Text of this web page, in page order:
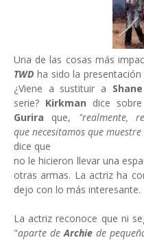
Una de las cosas más
TWD ha sido la
¿Viene a sustituir a Shane
serie? Kirkman dice
Gurira que, "realmente,
quenecesitamos que muestre
dice que
no le hicieron llevar una
otras armas. La actriz ha
dejo con lo más interesante.
La actriz reconoce que ni
"aparte deArchiede